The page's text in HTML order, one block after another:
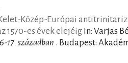
Közép-Európai
1570-es évek elejéig In: Varjas
17. században . Budapest: